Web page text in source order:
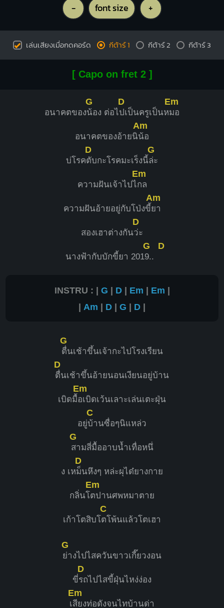
- font size +
เล่นเสียงเมื่อกดคอร์ด กีต้าร์ 1 กีต้าร์ 2 กีต้าร์ 3
[ Capo on fret 2 ]
อนาคตของ
G
น้อง ต่อไ
D
ปเป็นครูเป็นห
Em
มอ
อนาคตของอ้ายนิ
Am
น้อ
บ่โรค
D
ตับกะโรคมะเร็งนี้
G
ล่ะ
ความฝันเจ้าไปไ
Em
กล
ความฝันอ้ายอยู่กับโป่งขี้
Am
ยา
สองเฮาต่างกัน
D
ว่ะ
นางฟ้ากับบักขี้ยา 201
G
9..
D
INSTRU : | G | D| Em | Em |
| Am | D | G | D |
G
ตื่นเช้าขึ้นเจ้ากะไปโรงเรียน
D
ตื่นเช้าขึ้นอ้ายนอนเงียนอยู่บ้าน
เบิดมื้
Em
อเบิดเว้นเลาะเล่นเตะฝุ่น
อยู่
C
บ้านซื่อๆนิแหล่ว
G
สามสี่มื้ออาบน้ำเทื่อหนึ่
ง เห
D
ม็นหึงๆ หล่ะผุได๋ยางกาย
กลิ่นโ
Em
ตปานศพหมาตาย
เก้าโตสิบโ
C
ตโพ้นแล้วโตเฮา
G
ย่างไปไสควันขาวเกี๊ยวงอน
ขี่
D
รถไปไสขี้ฝุ่นไหง่ง่อง
เ
Em
สียงท่อดังจนไทบ้านด่า